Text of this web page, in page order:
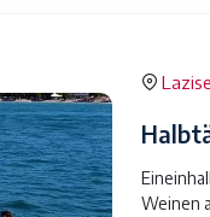
Lazise
Weinen